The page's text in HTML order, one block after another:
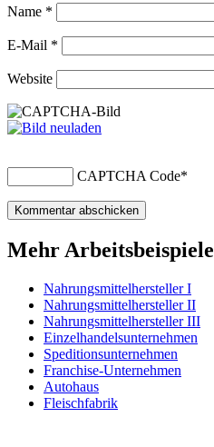
Name *
E-Mail *
Website
CAPTCHA Code*
Mehr Arbeitsbeispiele
Nahrungsmittelhersteller I
Nahrungsmittelhersteller II
Nahrungsmittelhersteller III
Einzelhandelsunternehmen
Speditionsunternehmen
Franchise-Unternehmen
Autohaus
Fleischfabrik